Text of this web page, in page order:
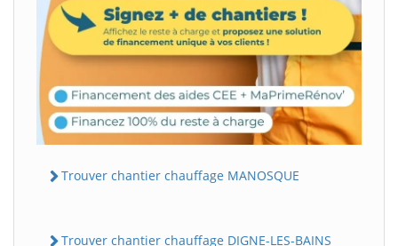
Trouver chantier chauffage MANOSQUE
Trouver chantier chauffage DIGNE-LES-BAINS